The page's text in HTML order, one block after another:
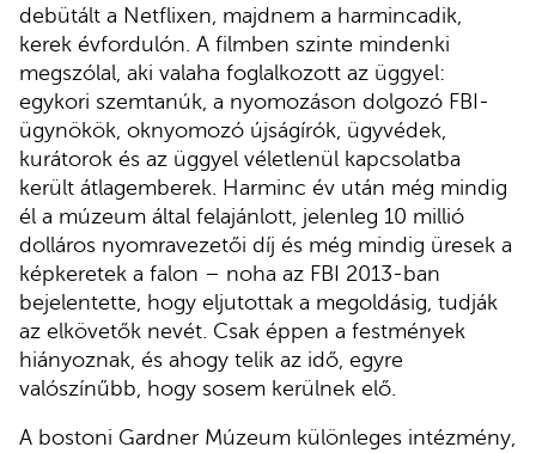
debütált a Netflixen, majdnem a harmincadik,
kerek évfordulón. A filmben szinte mindenki
megszólal, aki valaha foglalkozott az üggyel:
egykori szemtanúk, a nyomozáson dolgozó FBI-
ügynökök, oknyomozó újságírók, ügyvédek,
kurátorok és az üggyel véletlenül kapcsolatba
került átlagemberek. Harminc év után még mindig
él a múzeum által felajánlott, jelenleg 10 millió
dolláros nyomravezetői díj és még mindig üresek a
képkeretek a falon – noha az FBI 2013-ban
bejelentette, hogy eljutottak a megoldásig, tudják
az elkövetők nevét. Csak éppen a festmények
hiányoznak, és ahogy telik az idő, egyre
valószínűbb, hogy sosem kerülnek elő.
A bostoni Gardner Múzeum különleges intézmény,